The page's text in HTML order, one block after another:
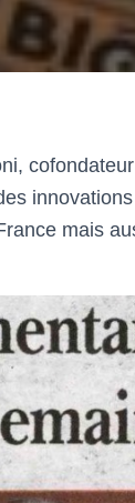
mais